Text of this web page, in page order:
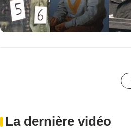
La dernière vidéo